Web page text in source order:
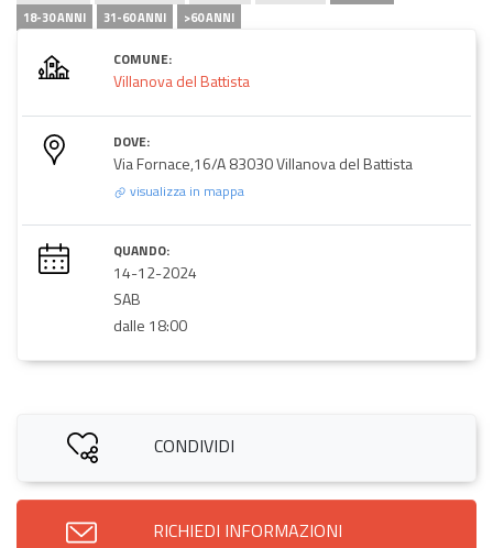
18-30 ANNI 31-60 ANNI >60 ANNI
COMUNE:
Villanova del Battista
DOVE:
Via Fornace,16/A 83030 Villanova del Battista
visualizza in mappa
QUANDO:
14-12-2024
SAB
dalle 18:00
CONDIVIDI
RICHIEDI INFORMAZIONI